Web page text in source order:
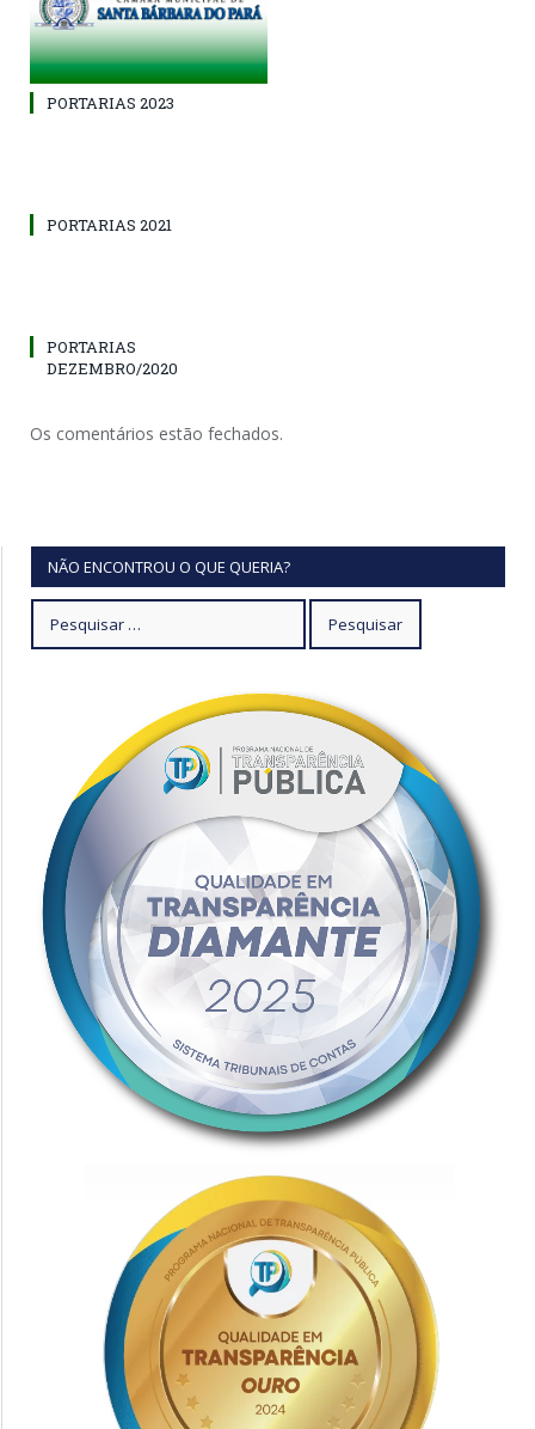
PORTARIAS 2023
PORTARIAS 2021
PORTARIAS
DEZEMBRO/2020
Os comentários estão fechados.
NÃO ENCONTROU O QUE QUERIA?